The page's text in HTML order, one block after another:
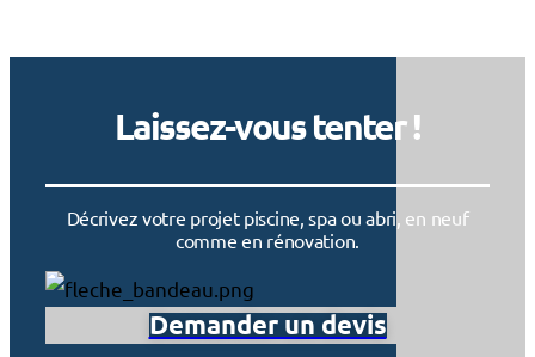
Laissez-vous tenter !
Décrivez votre projet piscine, spa ou abri, en neuf
comme en rénovation.
Demander un devis